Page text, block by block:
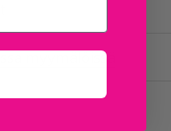
myymälöissä